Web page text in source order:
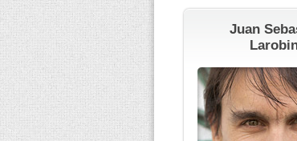
Juan